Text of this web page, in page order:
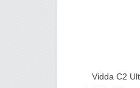
Vidda C2 Ultra